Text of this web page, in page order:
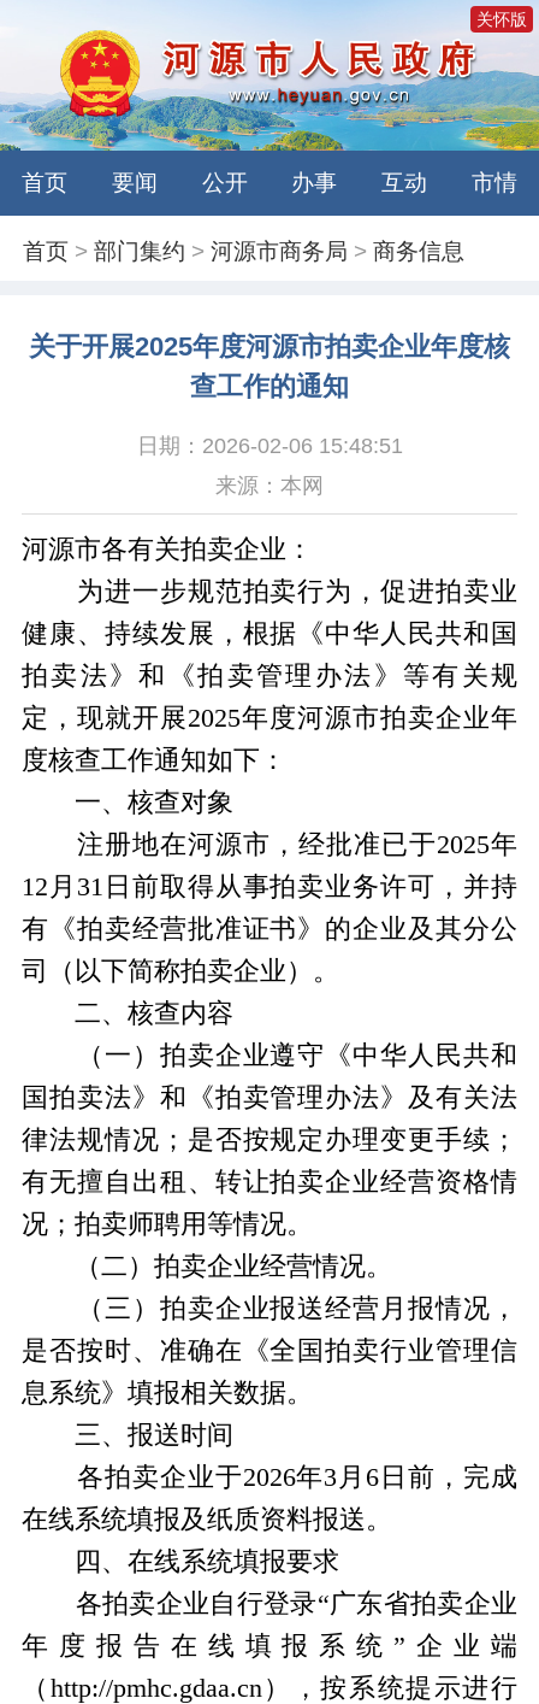
关怀版
首页 要闻 公开 办事 互动 市情
首页 >部门集约 >河源市商务局 >商务信息
关于开展2025年度河源市拍卖企业年度核
查工作的通知
日期：2026-02-06 15:48:51
来源：本网
河源市各有关拍卖企业：
为进一步规范拍卖行为，促进拍卖业
健康、持续发展，根据《中华人民共和国
拍卖法》和《拍卖管理办法》等有关规
定，现就开展2025年度河源市拍卖企业年
度核查工作通知如下：
一、核查对象
注册地在河源市，经批准已于2025年
12月31日前取得从事拍卖业务许可，并持
有《拍卖经营批准证书》的企业及其分公
司（以下简称拍卖企业）。
二、核查内容
（一）拍卖企业遵守《中华人民共和
国拍卖法》和《拍卖管理办法》及有关法
律法规情况；是否按规定办理变更手续；
有无擅自出租、转让拍卖企业经营资格情
况；拍卖师聘用等情况。
（二）拍卖企业经营情况。
（三）拍卖企业报送经营月报情况，
是否按时、准确在《全国拍卖行业管理信
息系统》填报相关数据。
三、报送时间
各拍卖企业于2026年3月6日前，完成
在线系统填报及纸质资料报送。
四、在线系统填报要求
各拍卖企业自行登录“广东省拍卖企业
年度报告在线填报系统”企业端
（http://pmhc.gdaa.cn），按系统提示进行